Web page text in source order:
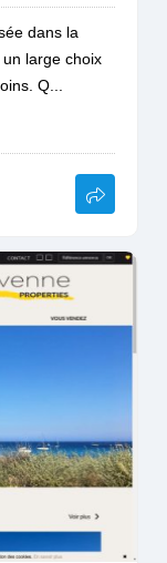
dans la
large choix
Q...